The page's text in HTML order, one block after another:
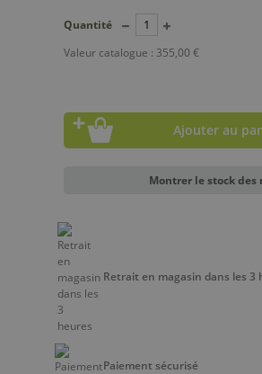
Quantité
Valeur catalogue : 355,00 €
Ajouter au
Montrer le stock des
Retrait en magasin dans les 3
Paiement sécurisé